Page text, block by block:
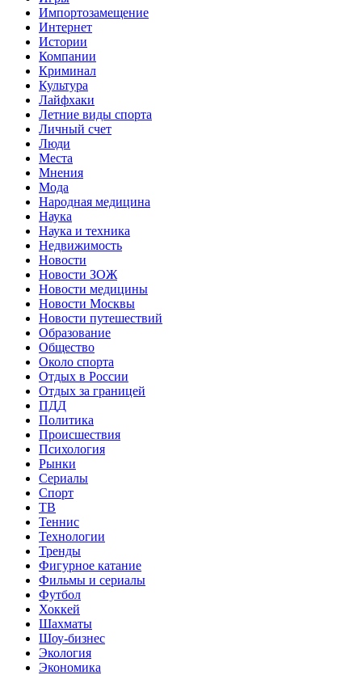
Импортозамещение
Интернет
Истории
Компании
Криминал
Культура
Лайфхаки
Летние виды спорта
Личный счет
Люди
Места
Мнения
Мода
Народная медицина
Наука
Наука и техника
Недвижимость
Новости
Новости ЗОЖ
Новости медицины
Новости Москвы
Новости путешествий
Образование
Общество
Около спорта
Отдых в России
Отдых за границей
ПДД
Политика
Происшествия
Психология
Рынки
Сериалы
Спорт
ТВ
Теннис
Технологии
Тренды
Фигурное катание
Фильмы и сериалы
Футбол
Хоккей
Шахматы
Шоу-бизнес
Экология
Экономика